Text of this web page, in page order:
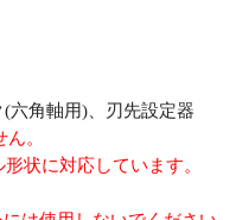
角軸用)、刃先設定器
。
状に対応しています。